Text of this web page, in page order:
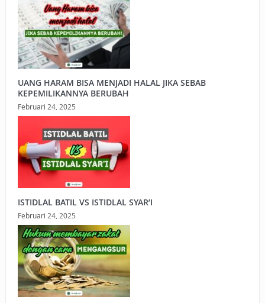
UANG HARAM BISA MENJADI HALAL JIKA SEBAB
KEPEMILIKANNYA BERUBAH
Februari 24, 2025
ISTIDLAL BATIL VS ISTIDLAL SYAR’I
Februari 24, 2025